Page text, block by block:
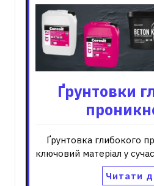
Ґрунтовки
Ґрунтовка глибокого
ключовий матеріал у
Читати